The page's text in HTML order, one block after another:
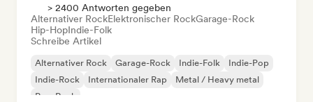
> 2400 Antworten gegeben
Alternativer RockElektronischer RockGarage-Rock
Hip-HopIndie-Folk
Schreibe Artikel
Alternativer Rock Garage-Rock Indie-Folk
Indie-Pop
Indie-Rock
Internationaler Rap
Metal / Heavy metal
Pop-Rock